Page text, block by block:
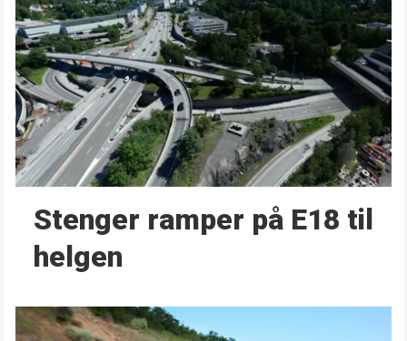
Stenger ramper på E18 til
helgen